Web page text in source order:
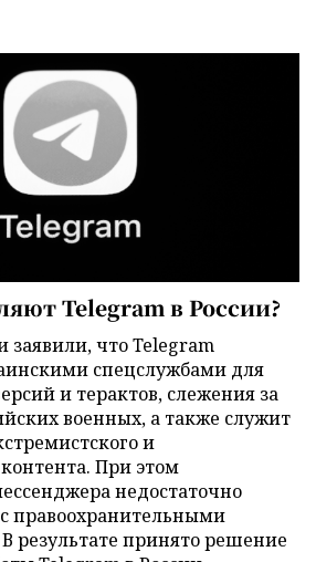
Telegram в России?
заявили, что Telegram
спецслужбами для
и терактов, слежения за
военных, а также служит
и
При этом
недостаточно
правоохранительными
результате принято решение